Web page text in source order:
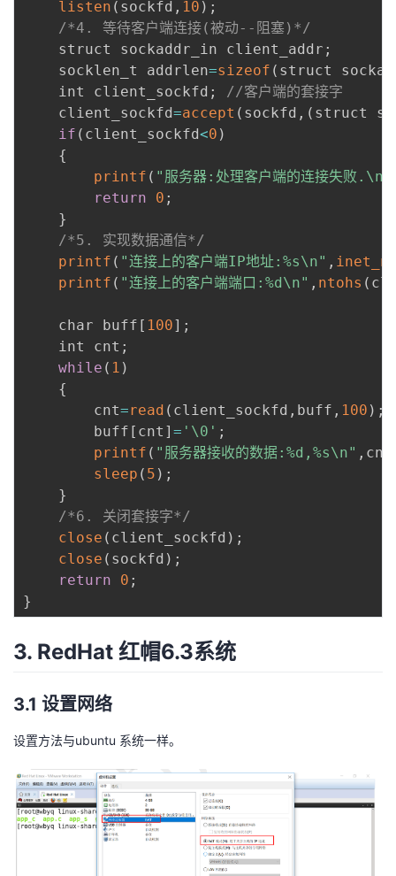
listen ( sockfd , 10 ) ;
/*4. 等待客户端连接(被动--阻塞)*/
    struct sockaddr_in client_addr
;
    socklen_t addrlen
=sizeof ( struct
    int client_sockfd
;
//客户端的套接字
    client_sockfd
=accept ( sockfd , ( struct
if ( client_sockfd<0 )
{
printf ( "服务器:处理客户端的连接失败.\n"
return
0 ;
}
/*5. 实现数据通信*/
printf ( "连接上的客户端IP地址:%s\n" ,
printf ( "连接上的客户端端口:%d\n" , ntohs (
    char buff
[ 100] ;
    int cnt
;
while ( 1 )
{
        cnt
=read ( client_sockfd , buff , 100 ) ;
        buff
[ cnt ] = '\0' ;
printf ( "服务器接收的数据:%d,%s\n" , cnt
sleep ( 5 ) ;
}
/*6. 关闭套接字*/
close ( client_sockfd ) ;
close ( sockfd ) ;
return
0 ;
}
3. RedHat 红帽6.3系统
3.1 设置网络
设置方法与ubuntu 系统一样。